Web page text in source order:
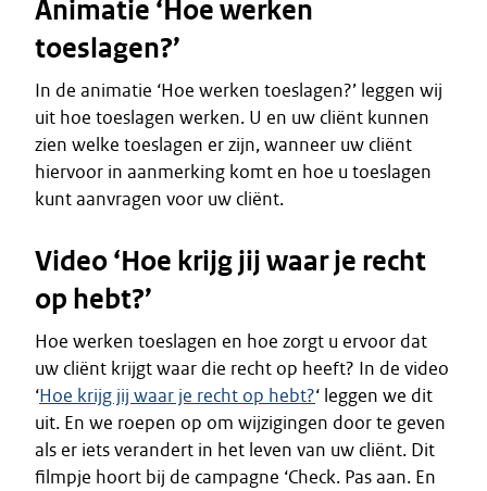
Animatie ‘Hoe werken
toeslagen?’
In de animatie ‘Hoe werken toeslagen?’ leggen wij
uit hoe toeslagen werken. U en uw cliënt kunnen
zien welke toeslagen er zijn, wanneer uw cliënt
hiervoor in aanmerking komt en hoe u toeslagen
kunt aanvragen voor uw cliënt.
Video ‘Hoe krijg jij waar je recht
op hebt?’
Hoe werken toeslagen en hoe zorgt u ervoor dat
uw cliënt krijgt waar die recht op heeft? In de video
‘Hoe krijg jij waar je recht op hebt?‘ leggen we dit
uit. En we roepen op om wijzigingen door te geven
als er iets verandert in het leven van uw cliënt. Dit
filmpje hoort bij de campagne ‘Check. Pas aan. En